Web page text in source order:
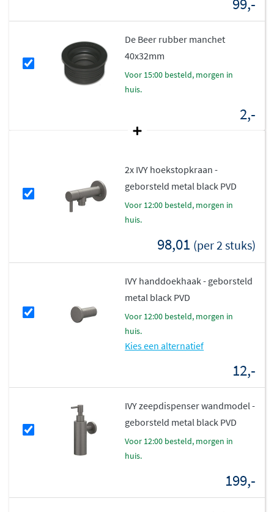
deze bestand tegen dagelijks gebruik.
De Beer rubber manchet
40x32mm
voor 15:00 besteld, morgen in
huis.
2,-
2x IVY hoekstopkraan -
geborsteld metal black PVD
voor 12:00 besteld, morgen in
huis.
98,01 (per 2 stuks)
IVY handdoekhaak - geborsteld
metal black PVD
voor 12:00 besteld, morgen in
huis.
Kies een alternatief
12,-
IVY zeepdispenser wandmodel -
geborsteld metal black PVD
voor 12:00 besteld, morgen in
huis.
199,-